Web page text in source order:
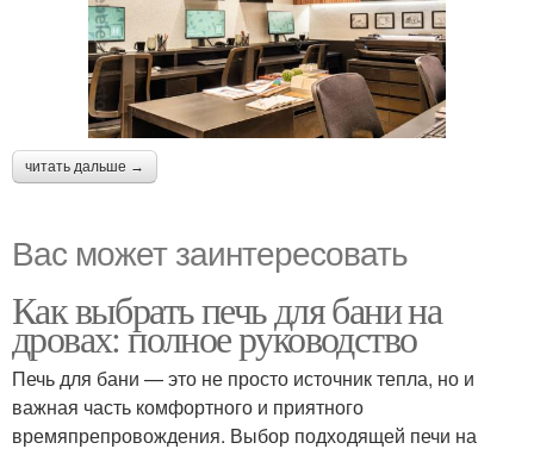
читать дальше →
Вас может заинтересовать
Как выбрать печь для бани на
дровах: полное руководство
Печь для бани — это не просто источник тепла, но и
важная часть комфортного и приятного
времяпрепровождения. Выбор подходящей печи на